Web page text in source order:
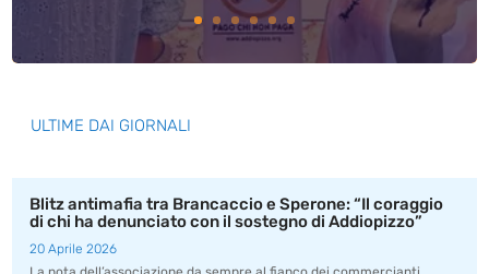
ULTIME DAI GIORNALI
Blitz antimafia tra Brancaccio e Sperone: “Il coraggio
di chi ha denunciato con il sostegno di Addiopizzo”
20 Aprile 2026